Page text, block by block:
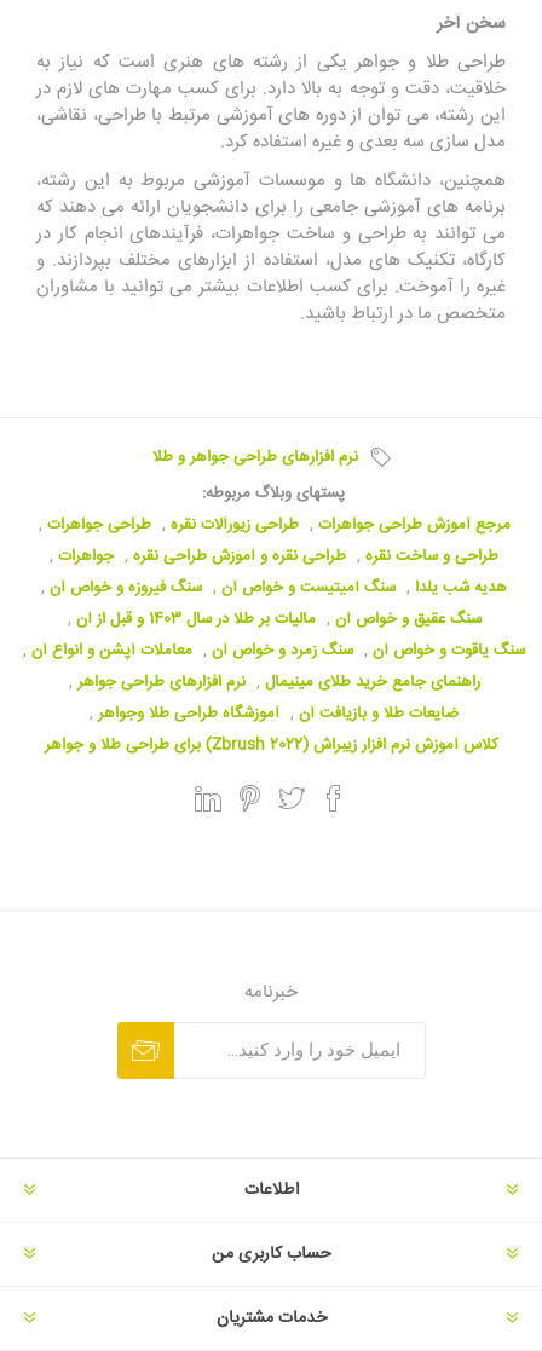
سخن آخر
طراحی طلا و جواهر یکی از رشته های هنری است که نیاز به
خلاقیت، دقت و توجه به بالا دارد. برای کسب مهارت های لازم در
این رشته، می توان از دوره های آموزشی مرتبط با طراحی، نقاشی،
مدل سازی سه بعدی و غیره استفاده کرد.
همچنین، دانشگاه ها و موسسات آموزشی مربوط به این رشته،
برنامه های آموزشی جامعی را برای دانشجویان ارائه می دهند که
می توانند به طراحی و ساخت جواهرات، فرآیندهای انجام کار در
کارگاه، تکنیک های مدل، استفاده از ابزارهای مختلف بپردازند. و
غیره را آموخت. برای کسب اطلاعات بیشتر می توانید با مشاوران
متخصص ما در ارتباط باشید.
نرم افزارهای طراحی جواهر و طلا
پستهای وبلاگ مربوطه:
مرجع آموزش طراحی جواهرات , طراحی زیورآلات نقره , طراحی جواهرات ,
طراحی و ساخت نقره , طراحی نقره و آموزش طراحی نقره , جواهرات ,
هدیه شب یلدا , سنگ آمیتیست و خواص آن , سنگ فیروزه و خواص آن ,
سنگ عقیق و خواص آن , مالیات بر طلا در سال 1403 و قبل از آن
,
سنگ یاقوت و خواص آن , سنگ زمرد و خواص آن , معاملات آپشن و انواع آن ,
راهنمای جامع خرید طلای مینیمال , نرم افزارهای طراحی جواهر ,
ضایعات طلا و بازیافت آن , آموزشگاه طراحی طلا وجواهر ,
کلاس آموزش نرم افزار زیبراش (Zbrush 2022) برای طراحی طلا و جواهر
خبرنامه
اطلاعات
حساب کاربری من
خدمات مشتریان